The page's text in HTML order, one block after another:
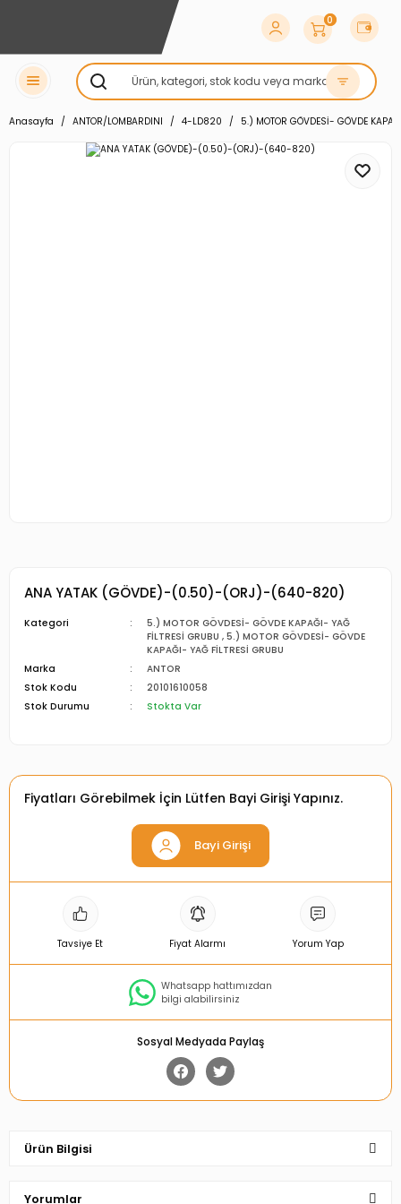
0
Anasayfa ANTOR/LOMBARDINI 4-LD820 5.) MOTOR GÖVDESİ- GÖVDE
ANA YATAK (GÖVDE)-(0.50)-(ORJ)-(640-820)
Kategori
5.) MOTOR GÖVDESİ- GÖVDE KAPAĞI- YAĞ
FİLTRESİ GRUBU ,5.) MOTOR GÖVDESİ- GÖVDE
KAPAĞI- YAĞ FİLTRESİ GRUBU
Marka
ANTOR
Stok Kodu
20101610058
Stok Durumu
Stokta Var
Fiyatları Görebilmek İçin Lütfen Bayi Girişi Yapınız.
Bayi Girişi
Tavsiye Et Fiyat Alarmı Yorum Yap
Whatsapp hattımızdan
bilgi alabilirsiniz
Sosyal Medyada Paylaş
Ürün Bilgisi
Yorumlar